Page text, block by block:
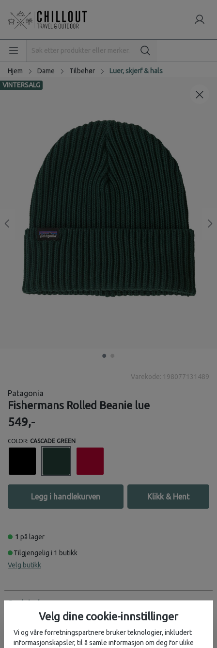
Hjem Dame Tilbehør
Luer, skjerf & hals
VINTERSALG
Varekode: 198077131489
Patagonia
Fishermans Rolled Beanie lue
549,-
COLOR: CASCADE GREEN
Legg i handlekurven Klikk & Hent
1 på lager
Tilgjengelig i 1 butikk
Velg butikk
Beskrivelse
En myk hverdagslue fra Patagonia med 96% resirkulert polyester.
Klør ikke.
Velg dine cookie-innstillinger
Vi og våre forretningspartnere bruker teknologier, inkludert
informasjonskapsler, til å samle informasjon om deg for ulike